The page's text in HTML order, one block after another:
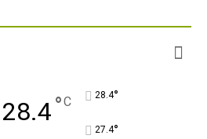
28.4°C 28.4°
27.4°